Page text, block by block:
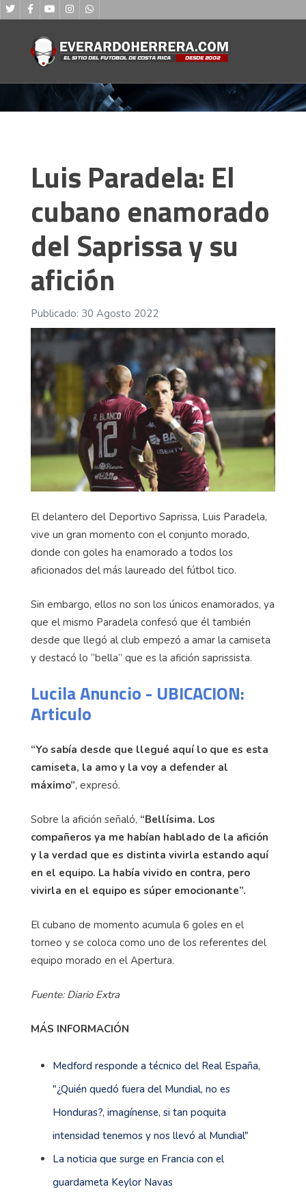
Luis Paradela: El
cubano enamorado
del Saprissa y su
afición
Publicado: 30 Agosto 2022
El delantero del Deportivo Saprissa, Luis Paradela,
vive un gran momento con el conjunto morado,
donde con goles ha enamorado a todos los
aficionados del más laureado del fútbol tico.
Sin embargo, ellos no son los únicos enamorados, ya
que el mismo Paradela confesó que él también
desde que llegó al club empezó a amar la camiseta
y destacó lo “bella” que es la afición saprissista.
Lucila Anuncio - UBICACION:
Articulo
“Yo sabía desde que llegué aquí lo que es esta
camiseta, la amo y la voy a defender al
máximo”, expresó.
Sobre la afición señaló, “Bellísima. Los
compañeros ya me habían hablado de la afición
y la verdad que es distinta vivirla estando aquí
en el equipo. La había vivido en contra, pero
vivirla en el equipo es súper emocionante”.
El cubano de momento acumula 6 goles en el
torneo y se coloca como uno de los referentes del
equipo morado en el Apertura.
Fuente: Diario Extra
MÁS INFORMACIÓN
Medford responde a técnico del Real España,
"¿Quién quedó fuera del Mundial, no es
Honduras?, imagínense, si tan poquita
intensidad tenemos y nos llevó al Mundial"
La noticia que surge en Francia con el
guardameta Keylor Navas